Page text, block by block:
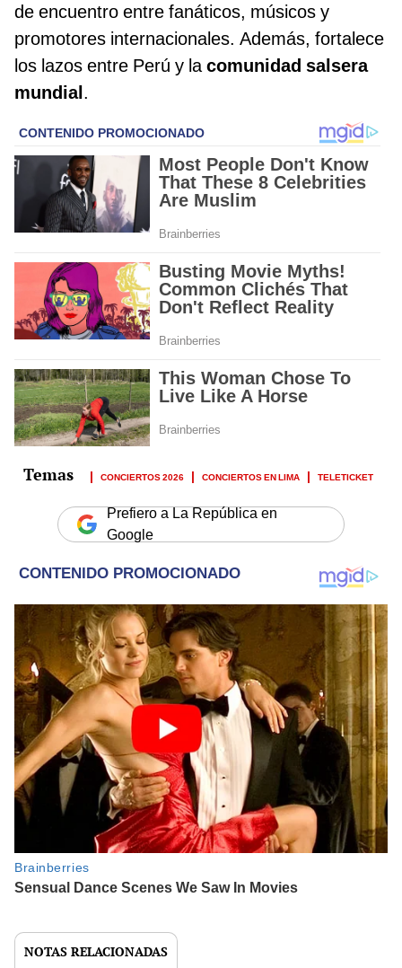
de encuentro entre fanáticos, músicos y
promotores internacionales. Además, fortalece
los lazos entre Perú y lacomunidad salsera
mundial.
CONCIERTOS 2026 CONCIERTOS EN LIMA TELETICKET
Prefiero a La República en
Google
NOTAS RELACIONADAS